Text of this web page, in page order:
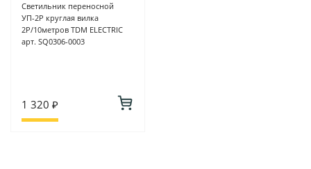
Светильник переносной
УП-2Р круглая вилка
2Р/10метров TDM ELECTRIC
арт. SQ0306-0003
1 320 ₽